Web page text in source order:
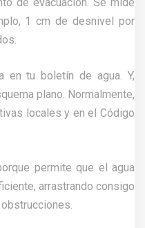
1 cm de desnivel por
en tu boletín de agua. Y,
plano. Normalmente,
locales y en el Código
permite que el agua
arrastrando consigo